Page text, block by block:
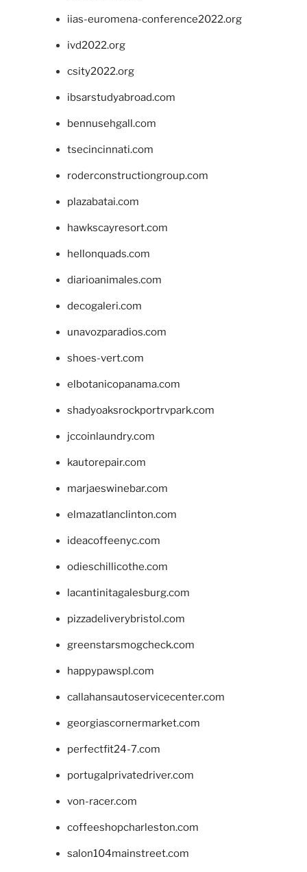
iias-euromena-conference2022.org
ivd2022.org
csity2022.org
ibsarstudyabroad.com
bennusehgall.com
tsecincinnati.com
roderconstructiongroup.com
plazabatai.com
hawkscayresort.com
hellonquads.com
diarioanimales.com
decogaleri.com
unavozparadios.com
shoes-vert.com
elbotanicopanama.com
shadyoaksrockportrvpark.com
jccoinlaundry.com
kautorepair.com
marjaeswinebar.com
elmazatlanclinton.com
ideacoffeenyc.com
odieschillicothe.com
lacantinitagalesburg.com
pizzadeliverybristol.com
greenstarsmogcheck.com
happypawspl.com
callahansautoservicecenter.com
georgiascornermarket.com
perfectfit24-7.com
portugalprivatedriver.com
von-racer.com
coffeeshopcharleston.com
salon104mainstreet.com